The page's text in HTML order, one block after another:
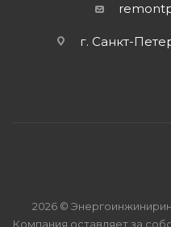
г. Санкт-
2026 ©
Компания оставляет за